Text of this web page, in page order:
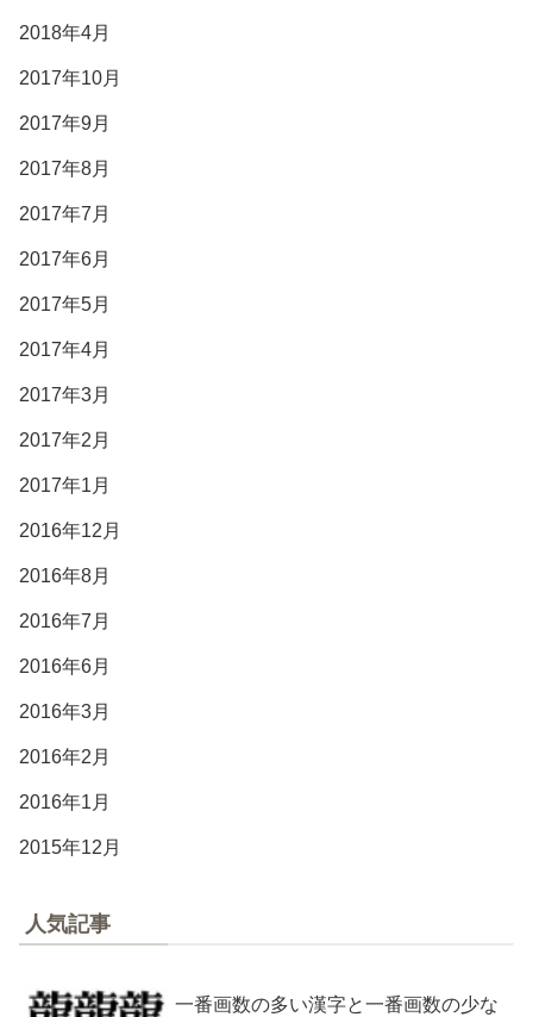
2018年4月
2017年10月
2017年9月
2017年8月
2017年7月
2017年6月
2017年5月
2017年4月
2017年3月
2017年2月
2017年1月
2016年12月
2016年8月
2016年7月
2016年6月
2016年3月
2016年2月
2016年1月
2015年12月
人気記事
一番画数の多い漢字と一番画数の少な